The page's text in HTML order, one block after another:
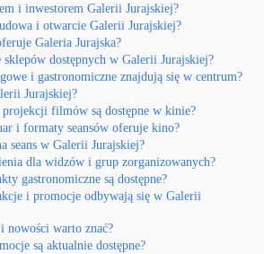
i inwestorem Galerii Jurajskiej?
i otwarcie Galerii Jurajskiej?
Galeria Jurajska?
sklepów dostępnych w Galerii Jurajskiej?
i gastronomiczne znajdują się w centrum?
Jurajskiej?
projekcji filmów są dostępne w kinie?
i formaty seansów oferuje kino?
seans w Galerii Jurajskiej?
dla widzów i grup zorganizowanych?
gastronomiczne są dostępne?
i promocje odbywają się w Galerii
nowości warto znać?
są aktualnie dostępne?